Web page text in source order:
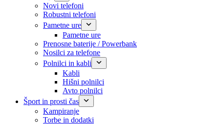
Novi telefoni
Robustni telefoni
Pametne ure
Pametne ure
Prenosne baterije / Powerbank
Nosilci za telefone
Polnilci in kabli
Kabli
Hišni polnilci
Avto polnilci
Šport in prosti čas
Kampiranje
Torbe in dodatki